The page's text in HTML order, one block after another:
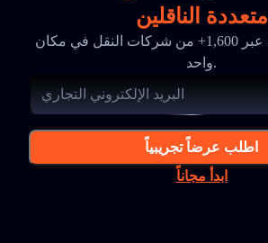
متعددة الناقلين
تابع جميع شحناتك عبر 1,600+ من شركات النقل في مكان
واحد.
اطلب عرضاً تجريبياً
ابدأ مجاناً